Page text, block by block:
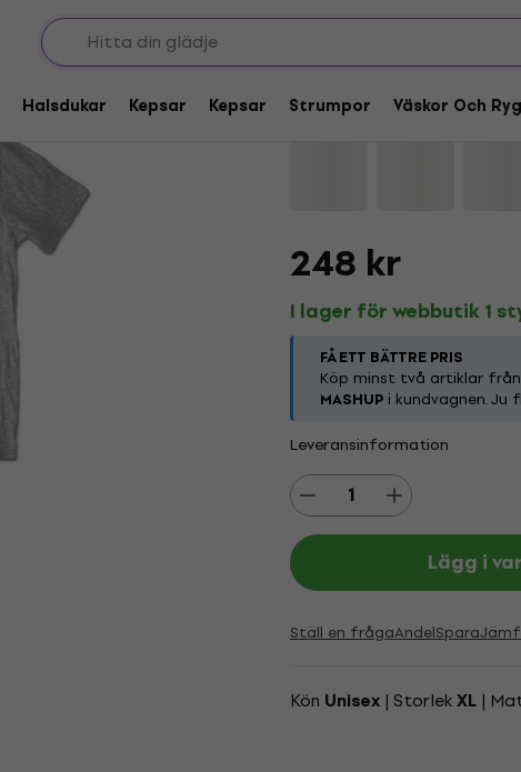
Halsdukar Kepsar Kepsar Strumpor Väskor Och
Pink Floyd The Wall
Varumärke: Pink Floyd
248 kr
I lager för webbutik 1
FÅ ETT BÄTTRE PRIS
Köp minst två artiklar
MASHUP i kundvagnen.
Leveransinformation
Lägg i
Ställ en frågaAndelSpara
Kön Unisex | StorlekXL |